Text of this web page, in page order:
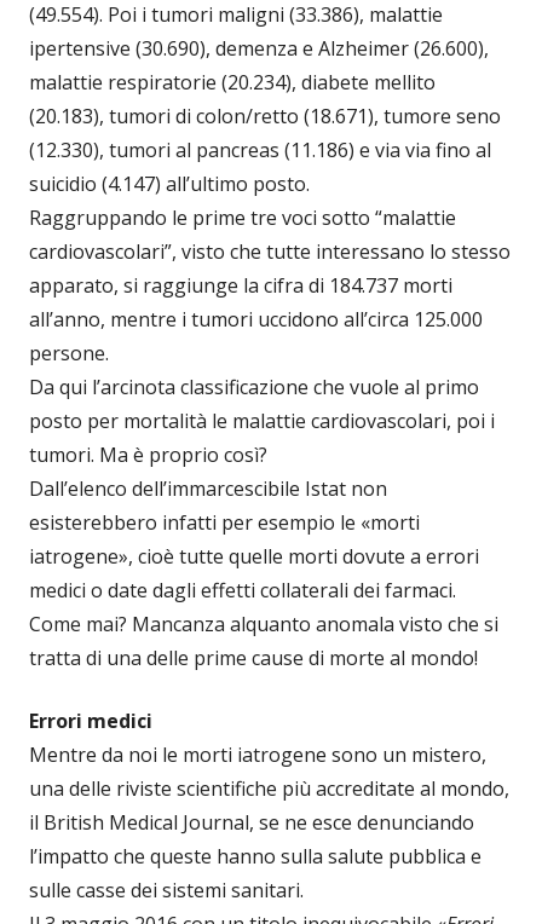
(49.554). Poi i tumori maligni (33.386), malattie
ipertensive (30.690), demenza e Alzheimer (26.600),
malattie respiratorie (20.234), diabete mellito
(20.183), tumori di colon/retto (18.671), tumore seno
(12.330), tumori al pancreas (11.186) e via via fino al
suicidio (4.147) all’ultimo posto.
Raggruppando le prime tre voci sotto “malattie
cardiovascolari”, visto che tutte interessano lo stesso
apparato, si raggiunge la cifra di 184.737 morti
all’anno, mentre i tumori uccidono all’circa 125.000
persone.
Da qui l’arcinota classificazione che vuole al primo
posto per mortalità le malattie cardiovascolari, poi i
tumori. Ma è proprio così?
Dall’elenco dell’immarcescibile Istat non
esisterebbero infatti per esempio le «morti
iatrogene», cioè tutte quelle morti dovute a errori
medici o date dagli effetti collaterali dei farmaci.
Come mai? Mancanza alquanto anomala visto che si
tratta di una delle prime cause di morte al mondo!
Errori medici
Mentre da noi le morti iatrogene sono un mistero,
una delle riviste scientifiche più accreditate al mondo,
il British Medical Journal, se ne esce denunciando
l’impatto che queste hanno sulla salute pubblica e
sulle casse dei sistemi sanitari.